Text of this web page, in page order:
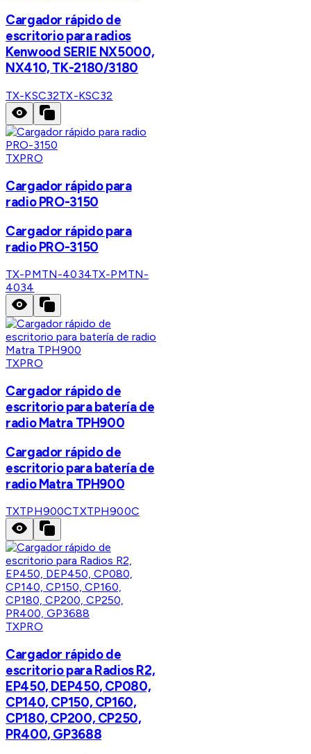
Cargador rápido de
escritorio para radios
Kenwood SERIE NX5000,
NX410, TK-2180/3180
TX-KSC32TX-KSC32
TXPRO
Cargador rápido para
radio PRO-3150
Cargador rápido para
radio PRO-3150
TX-PMTN-4034TX-PMTN-
4034
TXPRO
Cargador rápido de
escritorio para batería de
radio Matra TPH900
Cargador rápido de
escritorio para batería de
radio Matra TPH900
TXTPH900CTXTPH900C
TXPRO
Cargador rápido de
escritorio para Radios R2,
EP450, DEP450, CP080,
CP140, CP150, CP160,
CP180, CP200, CP250,
PR400, GP3688